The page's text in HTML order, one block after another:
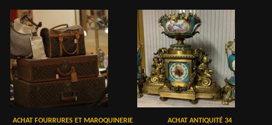
ACHAT FOURRURES ET MAROQUINERIE
ACHAT ANTIQUITÉ 34